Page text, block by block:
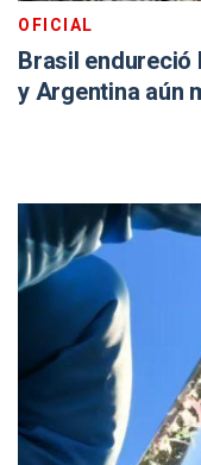
OFICIAL
Brasil
y Argentina aún